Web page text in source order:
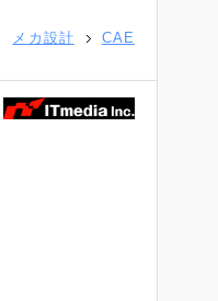
メカ設計 CAE